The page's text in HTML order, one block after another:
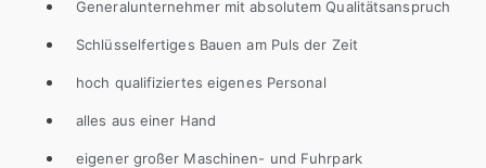
Generalunternehmer mit absolutem Qualitätsanspruch
Schlüsselfertiges Bauen am Puls der Zeit
hoch qualifiziertes eigenes Personal
alles aus einer Hand
eigener großer Maschinen- und Fuhrpark